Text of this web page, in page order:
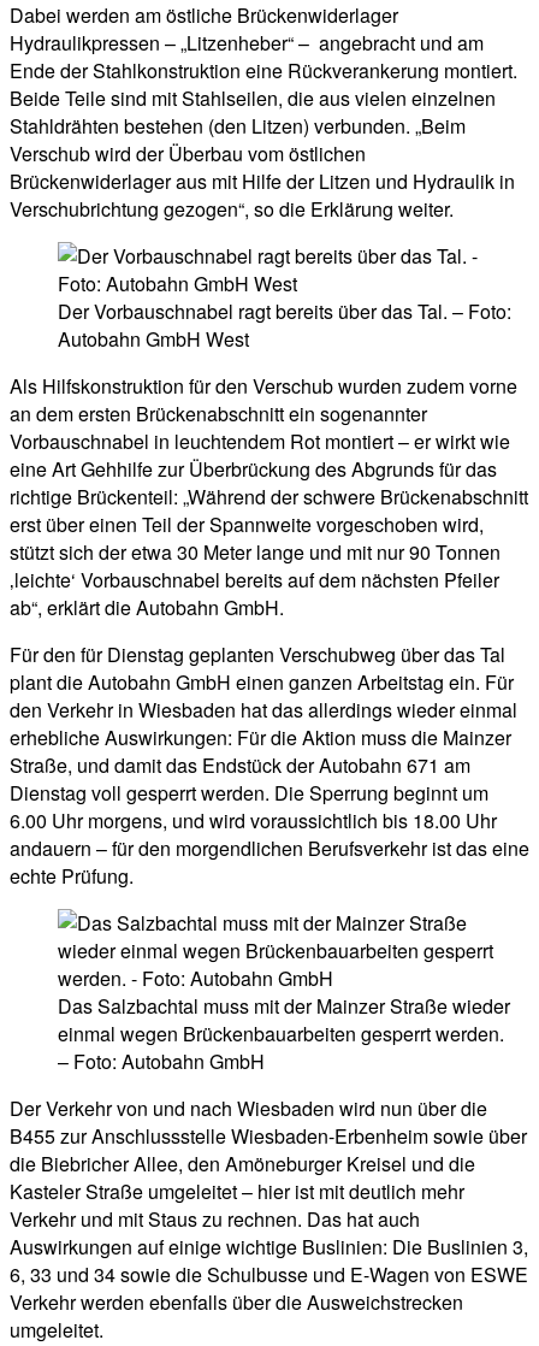
Dabei werden am östliche Brückenwiderlager
Hydraulikpressen – „Litzenheber“ – angebracht und am
Ende der Stahlkonstruktion eine Rückverankerung montiert.
Beide Teile sind mit Stahlseilen, die aus vielen einzelnen
Stahldrähten bestehen (den Litzen) verbunden. „Beim
Verschub wird der Überbau vom östlichen
Brückenwiderlager aus mit Hilfe der Litzen und Hydraulik in
Verschubrichtung gezogen“, so die Erklärung weiter.
Der Vorbauschnabel ragt bereits über das Tal. – Foto:
Autobahn GmbH West
Als Hilfskonstruktion für den Verschub wurden zudem vorne
an dem ersten Brückenabschnitt ein sogenannter
Vorbauschnabel in leuchtendem Rot montiert – er wirkt wie
eine Art Gehhilfe zur Überbrückung des Abgrunds für das
richtige Brückenteil: „Während der schwere Brückenabschnitt
erst über einen Teil der Spannweite vorgeschoben wird,
stützt sich der etwa 30 Meter lange und mit nur 90 Tonnen
‚leichte‘ Vorbauschnabel bereits auf dem nächsten Pfeiler
ab“, erklärt die Autobahn GmbH.
Für den für Dienstag geplanten Verschubweg über das Tal
plant die Autobahn GmbH einen ganzen Arbeitstag ein. Für
den Verkehr in Wiesbaden hat das allerdings wieder einmal
erhebliche Auswirkungen: Für die Aktion muss die Mainzer
Straße, und damit das Endstück der Autobahn 671 am
Dienstag voll gesperrt werden. Die Sperrung beginnt um
6.00 Uhr morgens, und wird voraussichtlich bis 18.00 Uhr
andauern – für den morgendlichen Berufsverkehr ist das eine
echte Prüfung.
Das Salzbachtal muss mit der Mainzer Straße wieder
einmal wegen Brückenbauarbeiten gesperrt werden.
– Foto: Autobahn GmbH
Der Verkehr von und nach Wiesbaden wird nun über die
B455 zur Anschlussstelle Wiesbaden-Erbenheim sowie über
die Biebricher Allee, den Amöneburger Kreisel und die
Kasteler Straße umgeleitet – hier ist mit deutlich mehr
Verkehr und mit Staus zu rechnen. Das hat auch
Auswirkungen auf einige wichtige Buslinien: Die Buslinien 3,
6, 33 und 34 sowie die Schulbusse und E-Wagen von ESWE
Verkehr werden ebenfalls über die Ausweichstrecken
umgeleitet.